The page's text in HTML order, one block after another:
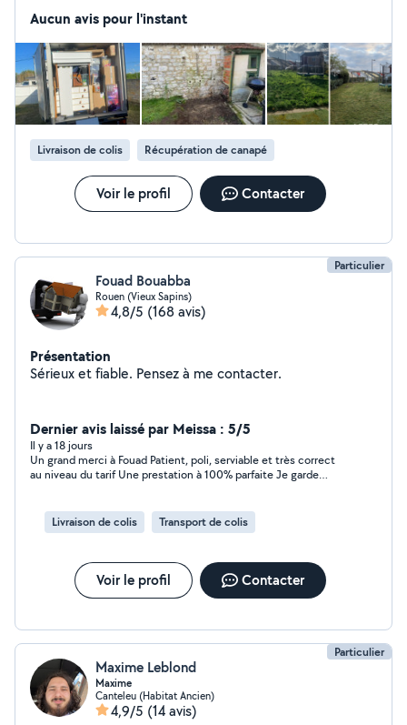
efficacité et bonne organisation. Ponctuel, dynamique
déroule dans les meilleures conditions, en respectant
vos biens et vos attentes. Que ce soit pour vider un
logement, transporter des meubles ou vous aider lors
d'un déménagement, je suis là pour vous simplifier la
tâche. N'hésitez pas à me contacter !
Aucun avis pour l'instant
Livraison de colis Récupération de canapé
Voir le profil Contacter
Particulier
Fouad Bouabba
Rouen (Vieux Sapins)
4,8/5 (168 avis)
Présentation
Sérieux et fiable. Pensez à me contacter.
Dernier avis laissé par Meissa : 5/5
Il y a 18 jours
Un grand merci à Fouad Patient, poli, serviable et très correct
au niveau du tarif Une prestation à 100% parfaite Je garde
Livraison de colis Transport de colis
Voir le profil Contacter
Particulier
Maxime Leblond
Maxime
Canteleu (Habitat Ancien)
4,9/5 (14 avis)